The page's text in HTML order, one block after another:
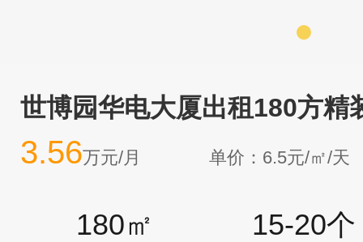
世博园华电大厦出租180方精
3.56万元/月 单价：6.5元/㎡/天
180㎡ 15-20个